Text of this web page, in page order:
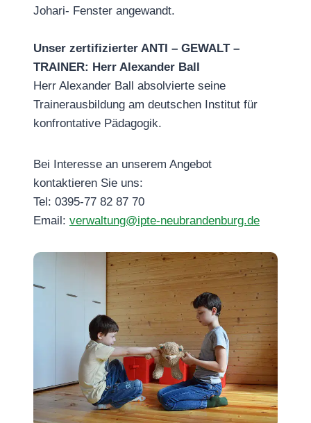
Johari- Fenster angewandt.
Unser zertifizierter ANTI – GEWALT –
TRAINER: Herr Alexander Ball
Herr Alexander Ball absolvierte seine
Trainerausbildung am deutschen Institut für
konfrontative Pädagogik.
Bei Interesse an unserem Angebot
kontaktieren Sie uns:
Tel: 0395-77 82 87 70
Email: verwaltung@ipte-neubrandenburg.de